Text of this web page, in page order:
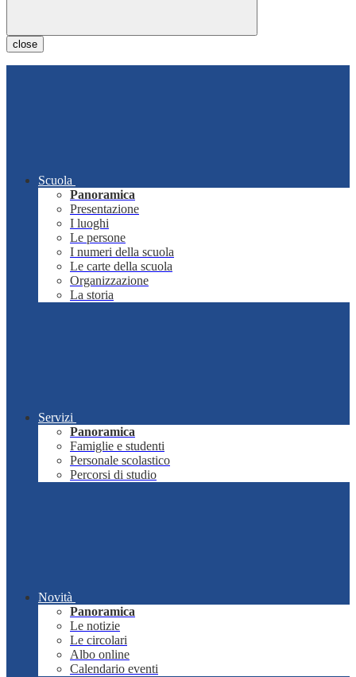
close
Scuola
Panoramica
Presentazione
I luoghi
Le persone
I numeri della scuola
Le carte della scuola
Organizzazione
La storia
Servizi
Panoramica
Famiglie e studenti
Personale scolastico
Percorsi di studio
Novità
Panoramica
Le notizie
Le circolari
Albo online
Calendario eventi